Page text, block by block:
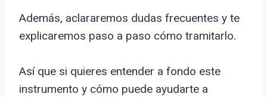
Además, aclararemos dudas frecuentes y te
explicaremos paso a paso cómo tramitarlo.
Así que si quieres entender a fondo este
instrumento y cómo puede ayudarte a